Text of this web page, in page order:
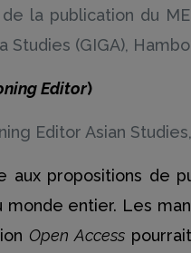
la publication du
Studies (GIGA),
Editor)
Editor Asian
propositions de
entier. Les
Open Accesspourrait